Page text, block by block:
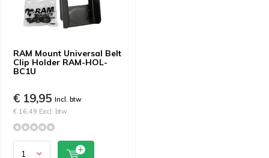
RAM Mount Universal Belt
Clip Holder RAM-HOL-
BC1U
€ 19,95 Incl. btw
€ 16,49 Excl. btw